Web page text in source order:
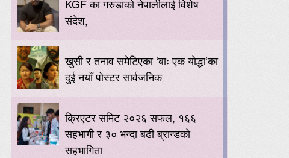
KGF का गरुडाको नेपालीलाई विशेष
संदेश,
खुसी र तनाव समेटिएका ‘बाः एक योद्धा’का
दुई नयाँ पोस्टर सार्वजनिक
क्रिएटर समिट २०२६ सफल, १६६
सहभागी र ३० भन्दा बढी ब्रान्डको
सहभागिता